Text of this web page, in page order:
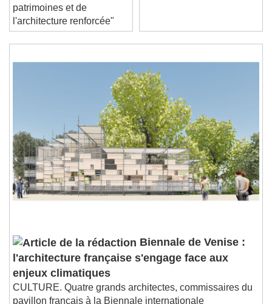
Duration-:-
Loaded:0%
Stream TypeLIVE
Seek to live, currently behind liveLIVE
Chapters
Chapters
Descriptions
descriptions off, selected
Subtitles
subtitles settings, opens subtitles
settings dialog
Picture-in-Picture
Fullscreen
This is a modal window.
Beginning of dialog window. Escape will cancel
and close the window.
Direction générale des
patrimoines et de
l'architecture renforcée"
Biennale de Venise :
l'architecture française s'engage face aux
enjeux climatiques
CULTURE. Quatre grands architectes, commissaires du